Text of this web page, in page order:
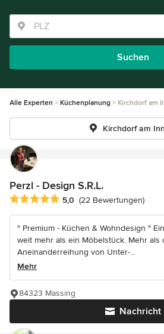
Suchen
Alle Experten Küchenplanung Kirchdorf am
Kirchdorf am Inn
Perzl - Design S.R.L.
Durchschnittliche Bewertung: 5 von 5
5,0 (22 Bewertungen)
" Premium - Küchen & Wohndesign "
weit mehr als ein Möbelstück. Mehr als
Aneinanderreihung von Unter-...
Mehr
Nachricht
84323 Massing